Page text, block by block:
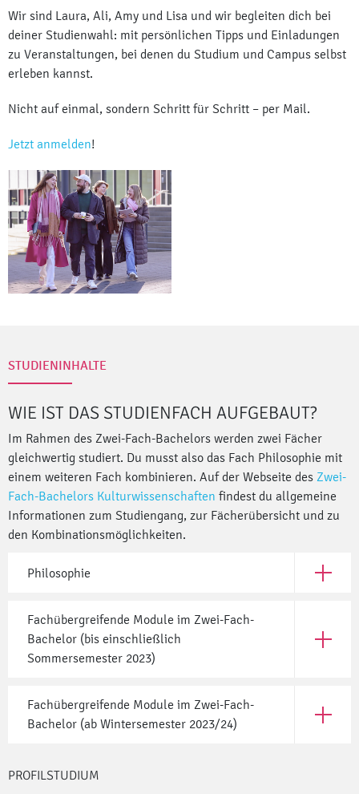
Wir sind Laura, Ali, Amy und Lisa und wir begleiten dich bei
deiner Studienwahl: mit persönlichen Tipps und Einladungen
zu Veranstaltungen, bei denen du Studium und Campus selbst
erleben kannst.
Nicht auf einmal, sondern Schritt für Schritt – per Mail.
Jetzt anmelden!
STUDIENINHALTE
WIE IST DAS STUDIENFACH AUFGEBAUT?
Im Rahmen des Zwei-Fach-Bachelors werden zwei Fächer
gleichwertig studiert. Du musst also das Fach Philosophie mit
einem weiteren Fach kombinieren. Auf der Webseite des Zwei-
Fach-Bachelors Kulturwissenschaften findest du allgemeine
Informationen zum Studiengang, zur Fächerübersicht und zu
den Kombinationsmöglichkeiten.
Philosophie Öffne
Fachübergreifende Module im Zwei-Fach-
Bachelor (bis einschließlich
Sommersemester 2023)
Öffne
Fachübergreifende Module im Zwei-Fach-
Bachelor (ab Wintersemester 2023/24)
Öffne
PROFILSTUDIUM